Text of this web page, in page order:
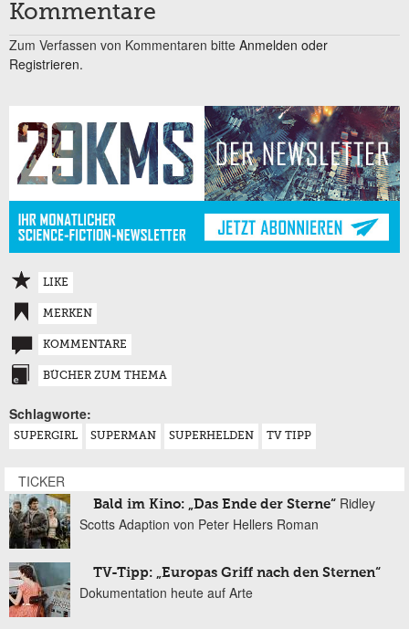
Kommentare
Zum Verfassen von Kommentaren bitte Anmelden oder
Registrieren.
LIKE
MERKEN
KOMMENTARE
BÜCHER ZUM THEMA
Schlagworte:
SUPERGIRL SUPERMAN SUPERHELDEN TV TIPP
TICKER
Bald im Kino: „Das Ende der Sterne“ Ridley
Scotts Adaption von Peter Hellers Roman
TV-Tipp: „Europas Griff nach den Sternen“
Dokumentation heute auf Arte